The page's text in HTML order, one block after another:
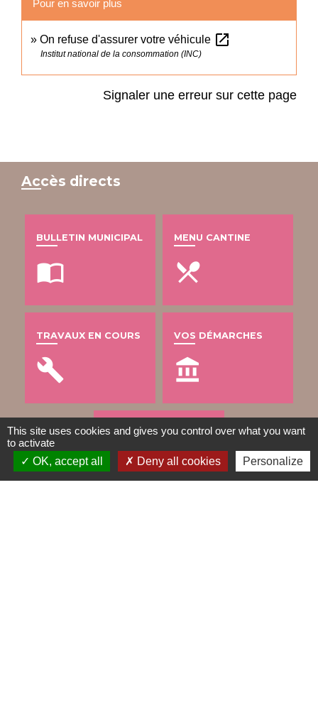
Pour en savoir plus
On refuse d'assurer votre véhicule open_in_new
Institut national de la consommation (INC)
Signaler une erreur sur cette page
Accès directs
BULLETIN MUNICIPAL
import_contacts
MENU CANTINE
local_dining
TRAVAUX EN COURS
build
VOS DÉMARCHES
account_balance
DÉCHETS
public
This site uses cookies and gives you control over what you want
to activate
OK, accept all
Deny all cookies Personalize